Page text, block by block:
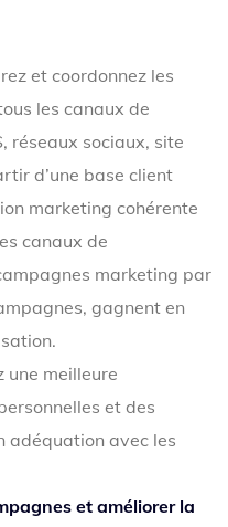
et coordonnez les
les canaux de
réseaux sociaux, site
d’une base client
marketing cohérente
canaux de
marketing par
gagnent en
une meilleure
et des
adéquation avec les
et améliorer la